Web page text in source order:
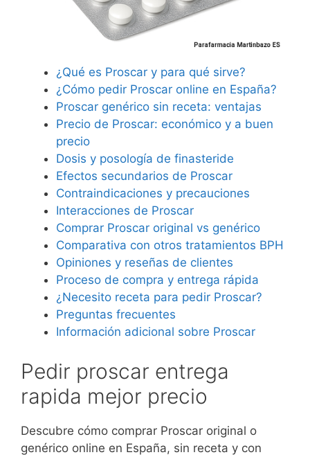
¿Qué es Proscar y para qué sirve?
¿Cómo pedir Proscar online en España?
Proscar genérico sin receta: ventajas
Precio de Proscar: económico y a buen
precio
Dosis y posología de finasteride
Efectos secundarios de Proscar
Contraindicaciones y precauciones
Interacciones de Proscar
Comprar Proscar original vs genérico
Comparativa con otros tratamientos BPH
Opiniones y reseñas de clientes
Proceso de compra y entrega rápida
¿Necesito receta para pedir Proscar?
Preguntas frecuentes
Información adicional sobre Proscar
Pedir proscar entrega
rapida mejor precio
Descubre cómo comprar Proscar original o
genérico online en España, sin receta y con